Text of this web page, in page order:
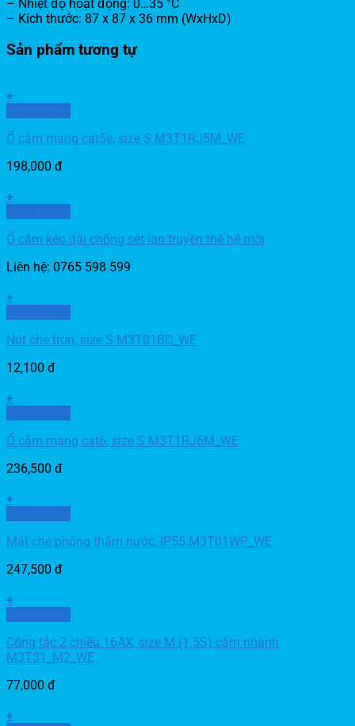
– Nhiệt độ hoạt động: 0…35 °C
– Kích thước: 87 x 87 x 36 mm (WxHxD)
Sản phẩm tương tự
+
Ổ cắm mạng cat5e, size S M3T1RJ5M_WE
198,000 đ
+
Ổ cắm kéo dài chống sét lan truyền thế hệ mới
Liên hệ: 0765 598 599
+
Nút che trơn, size S M3T01BC_WE
12,100 đ
+
Ổ cắm mạng cat6, size S M3T1RJ6M_WE
236,500 đ
+
Mặt che phòng thấm nước, IP55 M3T01WP_WE
247,500 đ
+
Công tắc 2 chiều 16AX, size M (1.5S) cắm nhanh
M3T31_M2_WE
77,000 đ
+